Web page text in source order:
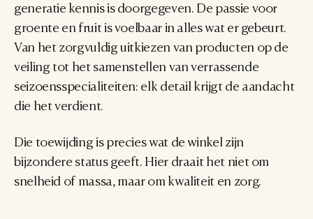
generatie kennis is doorgegeven. De passie voor
groente en fruit is voelbaar in alles wat er gebeurt.
Van het zorgvuldig uitkiezen van producten op de
veiling tot het samenstellen van verrassende
seizoensspecialiteiten: elk detail krijgt de aandacht
die het verdient.
Die toewijding is precies wat de winkel zijn
bijzondere status geeft. Hier draait het niet om
snelheid of massa, maar om kwaliteit en zorg.